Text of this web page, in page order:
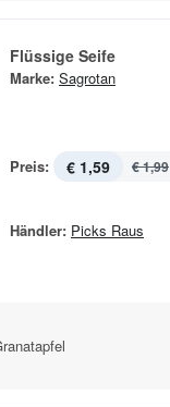
Flüssige Seife
Marke: Sagrotan
Preis: € 1,59 € 1,99
Händler: Picks Raus